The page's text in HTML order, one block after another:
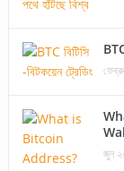
জুন